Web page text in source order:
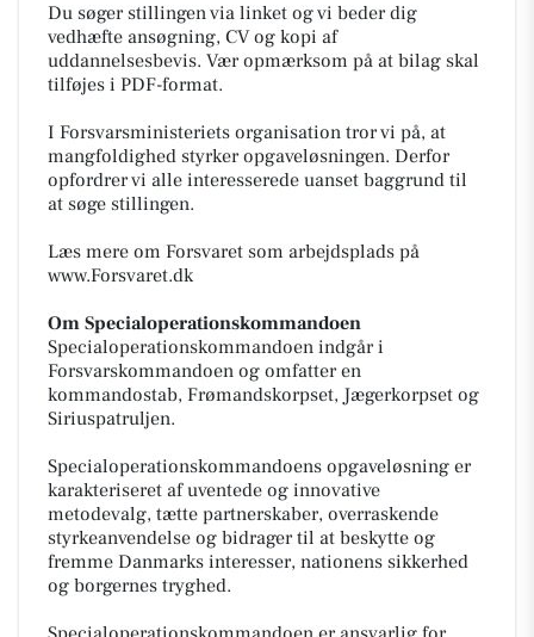
Du søger stillingen via linket og vi beder dig
vedhæfte ansøgning, CV og kopi af
uddannelsesbevis. Vær opmærksom på at bilag skal
tilføjes i PDF-format.
I Forsvarsministeriets organisation tror vi på, at
mangfoldighed styrker opgaveløsningen. Derfor
opfordrer vi alle interesserede uanset baggrund til
at søge stillingen.
Læs mere om Forsvaret som arbejdsplads på
www.Forsvaret.dk
Om Specialoperationskommandoen
Specialoperationskommandoen indgår i
Forsvarskommandoen og omfatter en
kommandostab, Frømandskorpset, Jægerkorpset og
Siriuspatruljen.
Specialoperationskommandoens opgaveløsning er
karakteriseret af uventede og innovative
metodevalg, tætte partnerskaber, overraskende
styrkeanvendelse og bidrager til at beskytte og
fremme Danmarks interesser, nationens sikkerhed
og borgernes tryghed.